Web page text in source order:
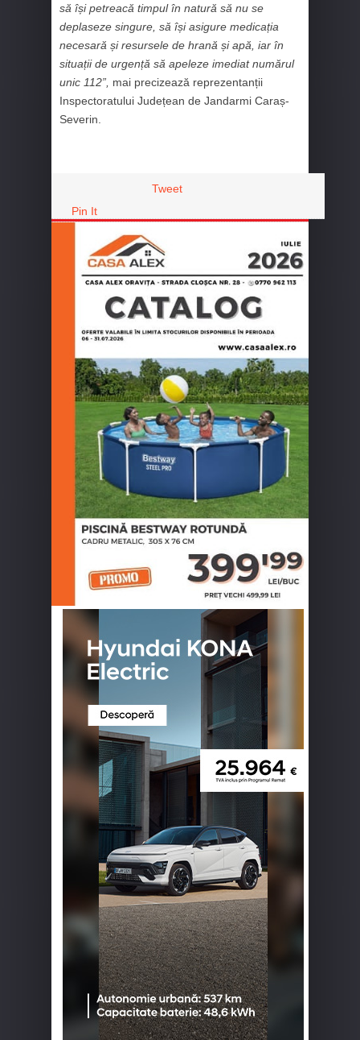
să își petreacă timpul în natură să nu se
deplaseze singure, să își asigure medicația
necesară și resursele de hrană și apă, iar în
situații de urgență să apeleze imediat numărul
unic 112”, mai precizează reprezentanții
Inspectoratului Județean de Jandarmi Caraș-
Severin.
Tweet
Pin It